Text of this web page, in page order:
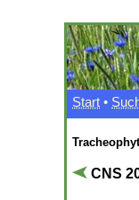
Start •
CNS